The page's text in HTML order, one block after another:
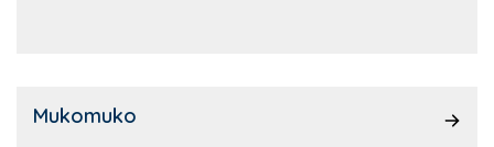
Mukomuko